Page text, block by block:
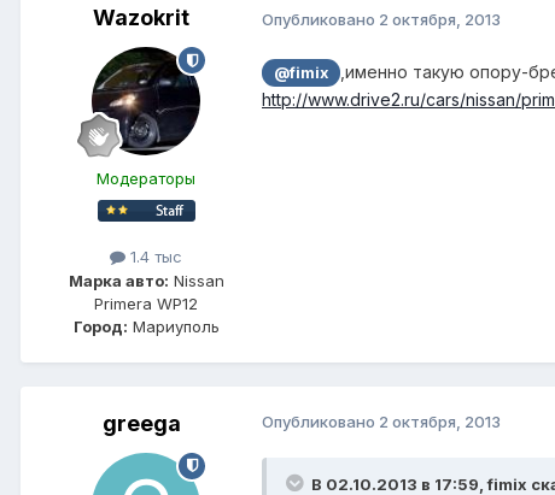
Wazokrit
Модераторы
1.4 тыс
Марка авто: Nissan
Primera WP12
Город: Мариуполь
Опубликовано 2 октября, 2013
@fimix
,именно такую опору-
http://www.drive2.ru/cars/nissan/
greega Опубликовано 2 октября, 2013
В 02.10.2013 в 17:59, fimix